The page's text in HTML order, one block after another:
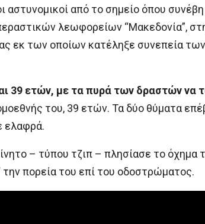
από το σημείο όπου
λεωφορείων “Μακεδονία”,
εκ των οποίων κατέληξε συνεπεία
39 ετών, με τα πυρά των δραστών να
του, 39 ετών. Τα δύο θύματα
ελαφρά.
– τύπου τζιπ – πλησίασε το
την πορεία του επί του οδοστρώματος.